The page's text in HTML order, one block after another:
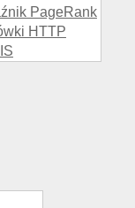
PageRank
HTTP